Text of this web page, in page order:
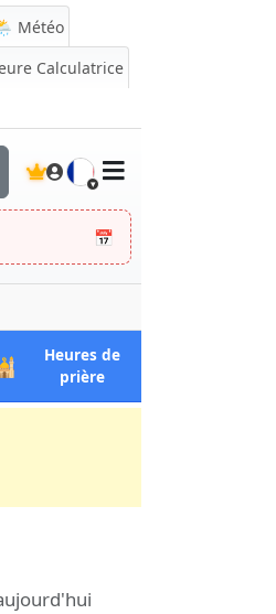
Météo
Calculatrice
🇫🇷
📅
Heures de
prièreà Andkhōy